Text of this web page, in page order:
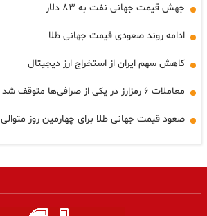
جهش قیمت جهانی نفت به ۸۳ دلار
ادامه روند صعودی قیمت جهانی طلا
کاهش سهم ایران از استخراج ارز دیجیتال
معاملات ۶ رمزارز در یکی از صرافی‌ها متوقف شد
صعود قیمت جهانی طلا برای چهارمین روز متوالی